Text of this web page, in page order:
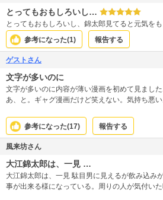
とってもおもしろいし…
とってもおもしろいし、錦太郎見てると元気をも
参考になった(1) 報告する
ゲストさん
文字が多いのに
文字が多いのに内容が薄い漫画を初めて見まし
あ、と。ギャグ漫画だけど笑えない。気持ち悪
ち悪い。嫌悪感しかない。 女性キャラも「こん
こういう漫画でも10巻まで出ていたってことは
この頃の漫画って低俗なものだったんだな、と思
参考になった(17) 報告する
風来坊さん
大江錦太郎は、一見 …
大江錦太郎は、一見 駄目男に見えるが飲み込み
事が出来る様になっている。周りの人が気付い